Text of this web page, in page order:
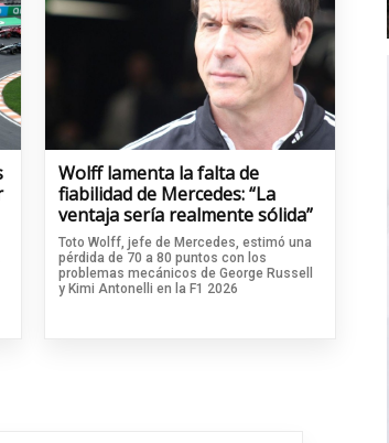
Wolff lamenta la falta de
fiabilidad de Mercedes: “La
ventaja sería realmente sólida”
Toto Wolff, jefe de Mercedes, estimó una
pérdida de 70 a 80 puntos con los
problemas mecánicos de George Russell
y Kimi Antonelli en la F1 2026